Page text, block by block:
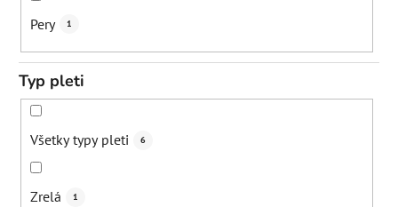
Spevnenie pokožky
Zjemnenie vrások 2
Stimulácia lymfatického systému
Uvoľnenie svalo
Pery 1
Typ pleti
Všetky typy pleti 6
Zrelá 1